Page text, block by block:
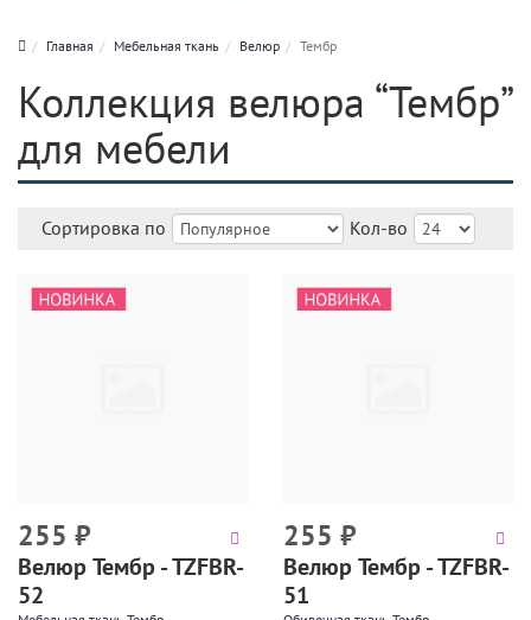
Главная Мебельная ткань Велюр Тембр
Коллекция велюра “Тембр”
для мебели
Сортировка по Кол-во
255 ₽
Велюр Тембр - TZFBR-
52
255 ₽
Велюр Тембр - TZFBR-
51